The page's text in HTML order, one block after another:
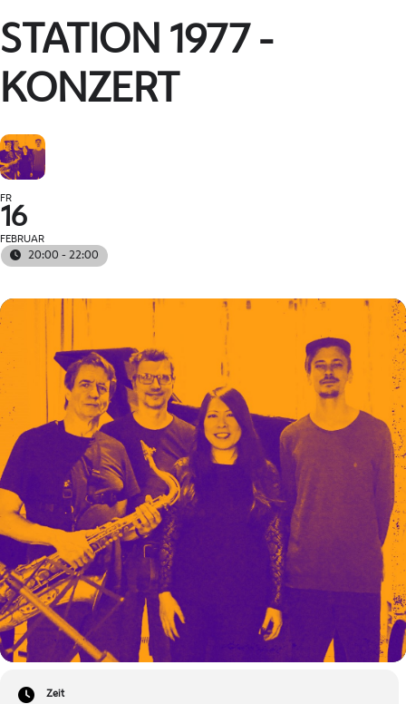
STATION 1977 -
KONZERT
FR
16
FEBRUAR
20:00 - 22:00
Zeit